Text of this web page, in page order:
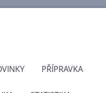
PŘÍPRAVKA